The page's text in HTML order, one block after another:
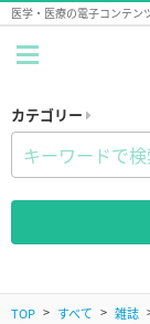
医学・医療の電子コンテン
カテゴリー
TOP すべて 雑誌